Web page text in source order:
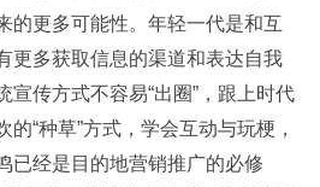
的更多可能性。年轻一代是和互
更多获取信息的渠道和表达自我
宣传方式不容易“出圈”，跟上时代
“种草”方式，学会互动与玩梗，
已经是目的地营销推广的必修